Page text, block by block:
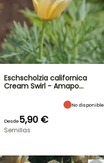
Eschscholzia californica
Cream Swirl - Amapo…
No disponible
Desde5,90 €
Semillas